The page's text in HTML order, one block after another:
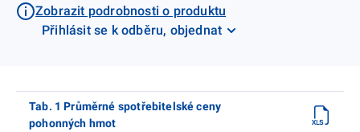
Zobrazit podrobnosti o produktu
Přihlásit se k odběru, objednat
Tab. 1 Průměrné spotřebitelské ceny
pohonných hmot